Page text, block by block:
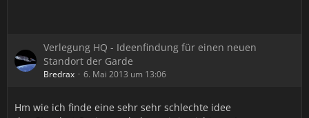
Verlegung HQ - Ideenfindung für einen neuen
Standort der Garde
Bredrax 6. Mai 2013 um 13:06
Hm wie ich finde eine sehr sehr schlechte idee